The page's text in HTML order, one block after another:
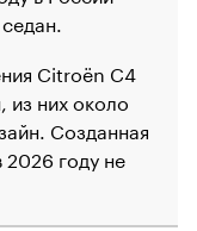
Citroёn C4
из них около
Созданная
году не